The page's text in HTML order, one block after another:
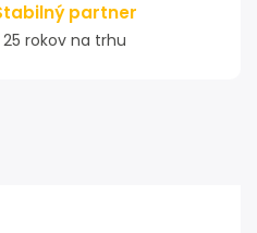
partner
25 rokov na trhu